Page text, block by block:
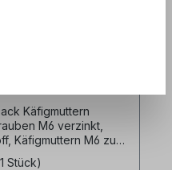
Käfigmuttern
M6 verzinkt,
Käfigmuttern M6 zur
Einbauten in 19"
Stück)